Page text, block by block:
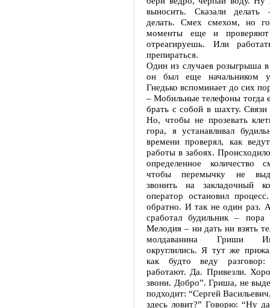
выносить. Сказали
делать. Смех смехом, но
моменты еще и
отреагируешь. Или
препираться.
Один из случаев розыгрыша в
он был еще начальником
Гнедько вспоминает до сих
– Мобильные телефоны
брать с собой в шахту. Связи
Но, чтобы не прозевать
гора, я устанавливал
времени проверял, как
работы в забоях.
определенное количество
чтобы перемычку не
звонить на закладочный
оператор остановил
обратно. И так не один раз.
сработал будильник –
Мелодия – ни дать ни взять
молдаванина Гриши
округлились. Я тут же
как будто веду
работают. Да. Привезли.
звони. Добро”. Гриша, не
подходит: “Сергей
здесь ловит?” Говорю: “Ну